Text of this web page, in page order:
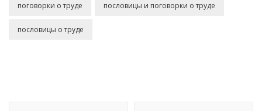
поговорки о труде пословицы и поговорки о труде
пословицы о труде